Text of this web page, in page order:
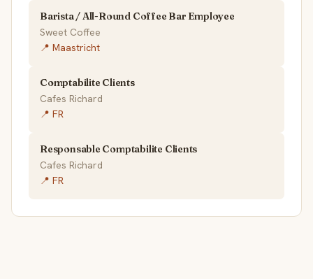
Barista / All-Round Coffee Bar Employee
Sweet Coffee
📍 Maastricht
Comptabilite Clients
Cafes Richard
📍 FR
Responsable Comptabilite Clients
Cafes Richard
📍 FR